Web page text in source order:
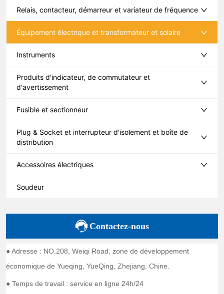
Relais, contacteur, démarreur et variateur de fréquence
Équipement électrique et transformateur et solaire
Instruments
Produits d'indicateur, de commutateur et
d'avertissement
Fusible et sectionneur
Plug & Socket et interrupteur d'isolement et boîte de
distribution
Accessoires électriques
Soudeur
Contactez-nous
● Adresse : NO.208, Weiqi Road, zone de développement
économique de Yueqing, YueQing, Zhejiang, Chine.
● Temps de travail : service en ligne 24h/24